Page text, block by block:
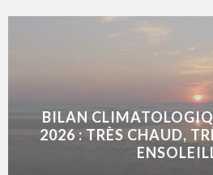
BILAN
2026 : TRÈS CHAUD,